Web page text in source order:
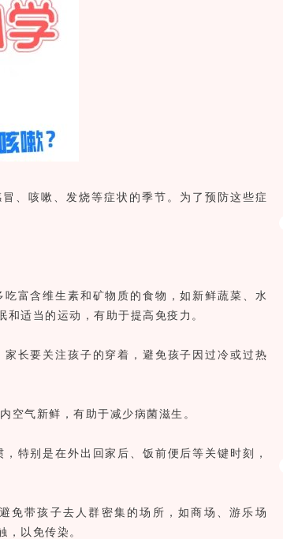
、咳嗽、发烧等症状的季节。为了预防这些症
富含维生素和矿物质的食物，如新鲜蔬菜、水
适当的运动，有助于提高免疫力。
长要关注孩子的穿着，避免孩子因过冷或过热
空气新鲜，有助于减少病菌滋生。
特别是在外出回家后、饭前便后等关键时刻，
免带孩子去人群密集的场所，如商场、游乐场
以免传染。